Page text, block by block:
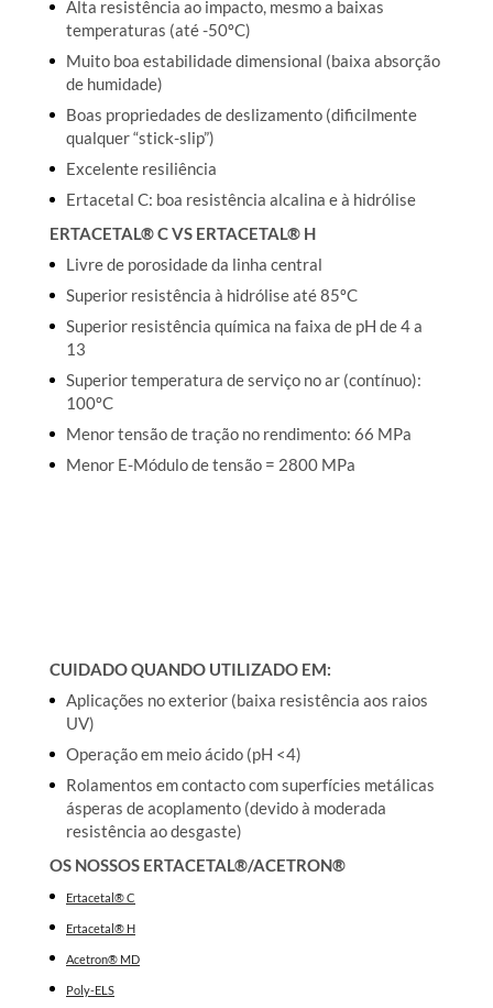
Alta resistência ao impacto, mesmo a baixas
temperaturas (até -50ºC)
Muito boa estabilidade dimensional (baixa absorção
de humidade)
Boas propriedades de deslizamento (dificilmente
qualquer “stick-slip”)
Excelente resiliência
Ertacetal C: boa resistência alcalina e à hidrólise
ERTACETAL® C VS ERTACETAL® H
Livre de porosidade da linha central
Superior resistência à hidrólise até 85ºC
Superior resistência química na faixa de pH de 4 a
13
Superior temperatura de serviço no ar (contínuo):
100ºC
Menor tensão de tração no rendimento: 66 MPa
Menor E-Módulo de tensão = 2800 MPa
CUIDADO QUANDO UTILIZADO EM:
Aplicações no exterior (baixa resistência aos raios
UV)
Operação em meio ácido (pH <4)
Rolamentos em contacto com superfícies metálicas
ásperas de acoplamento (devido à moderada
resistência ao desgaste)
OS NOSSOS ERTACETAL®/ACETRON®
Ertacetal® C
Ertacetal® H
Acetron® MD
Poly-ELS